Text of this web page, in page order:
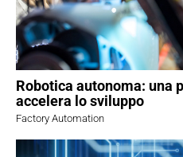
Robotica autonoma: una
accelera lo sviluppo
Factory Automation